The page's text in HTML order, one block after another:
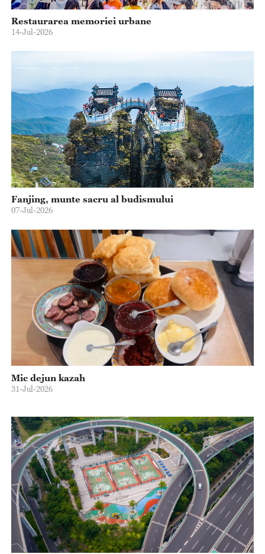
Restaurarea memoriei urbane
14-Jul-2026
Fanjing, munte sacru al budismului
07-Jul-2026
Mic dejun kazah
31-Jul-2026